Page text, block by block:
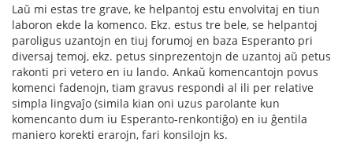
Laŭ mi estas tre grave, ke helpantoj estu envolvitaj en tiun
laboron ekde la komenco. Ekz. estus tre bele, se helpantoj
paroligus uzantojn en tiuj forumoj en baza Esperanto pri
diversaj temoj, ekz. petus sinprezentojn de uzantoj aŭ petus
rakonti pri vetero en iu lando. Ankaŭ komencantojn povus
komenci fadenojn, tiam gravus respondi al ili per relative
simpla lingvaĵo (simila kian oni uzus parolante kun
komencanto dum iu Esperanto-renkontiĝo) en iu ĝentila
maniero korekti erarojn, fari konsilojn ks.